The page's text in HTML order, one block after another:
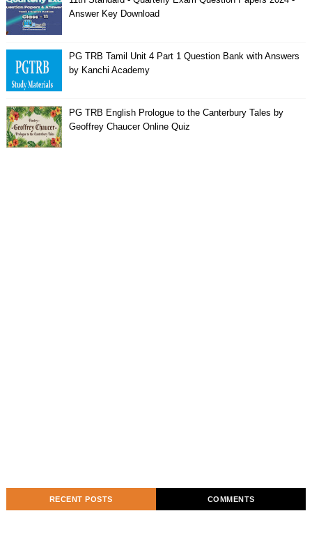
Answer Key Download
PG TRB Tamil Unit 4 Part 1 Question Bank with Answers
by Kanchi Academy
PG TRB English Prologue to the Canterbury Tales by
Geoffrey Chaucer Online Quiz
RECENT POSTS COMMENTS